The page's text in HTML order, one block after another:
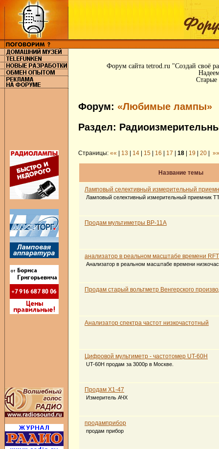
Форум сайта tetrod.ru "Создай своё
Старые
Форум: «Любимые лампы»
Раздел:
Страницы: «« 13 14 15 16 17 18 19 20 »»
Название темы
Ламповый селективный измерительный
Ламповый селективный измерительный приемник
Продам мультиметры ВР-11А
анализатор в реальном масштабе времени
Анализатор в реальном масштабе времени
Продам старый вольтметр Венгерского
Анализатор спектра частот низкочастотный
Цифровой мультиметр - частотомер UT-60H
UT-60H продам за 3000р в Москве.
Продам Х1-47
Измеритель АЧХ
продамприбор
продам прибор